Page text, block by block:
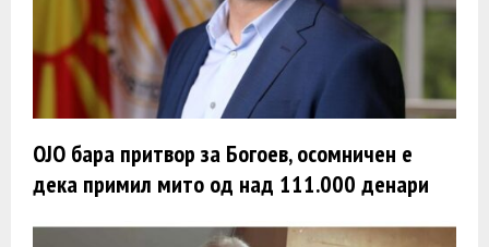
ОЈО бара притвор за Богоев, осомничен е
дека примил мито од над 111.000 денари